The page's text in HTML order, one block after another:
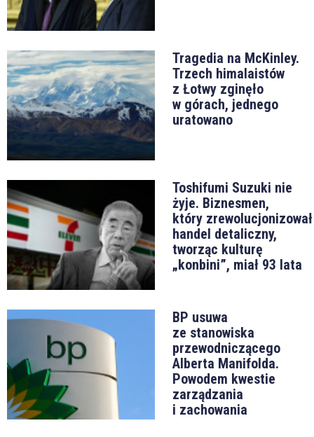
Tragedia na McKinley.
Trzech himalaistów
z Łotwy zginęło
w górach, jednego
uratowano
Toshifumi Suzuki nie
żyje. Biznesmen,
który zrewolucjonizował
handel detaliczny,
tworząc kulturę
„konbini”, miał 93 lata
BP usuwa
ze stanowiska
przewodniczącego
Alberta Manifolda.
Powodem kwestie
zarządzania
i zachowania